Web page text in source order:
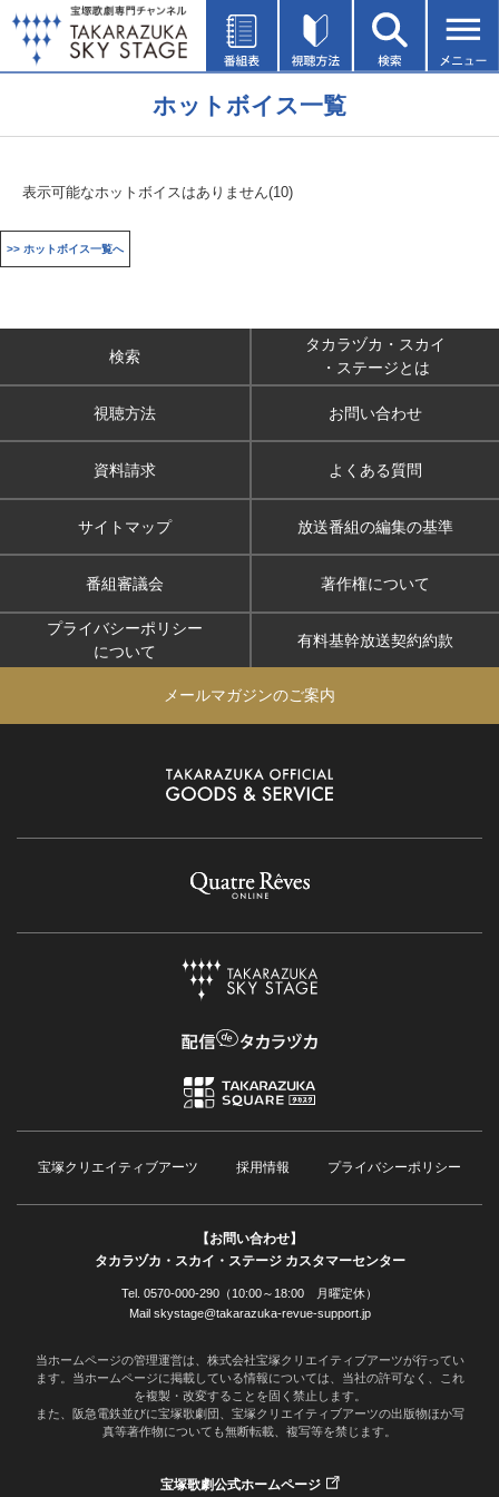
ホットボイス一覧
表示可能なホットボイスはありません(10)
>> ホットボイス一覧へ
検索
タカラヅカ・スカイ
・ステージとは
視聴方法 お問い合わせ
資料請求 よくある質問
サイトマップ 放送番組の編集の基準
番組審議会 著作権について
プライバシーポリシー
について
有料基幹放送契約約款
メールマガジンのご案内
宝塚クリエイティブアーツ 採用情報 プライバシーポリシー
【お問い合わせ】
タカラヅカ・スカイ・ステージ カスタマーセンター
Tel. 0570-000-290（10:00～18:00 月曜定休）
Mail skystage@takarazuka-revue-support.jp
当ホームページの管理運営は、株式会社宝塚クリエイティブアーツが行ってい
ます。当ホームページに掲載している情報については、当社の許可なく、これ
を複製・改変することを固く禁止します。
また、阪急電鉄並びに宝塚歌劇団、宝塚クリエイティブアーツの出版物ほか写
真等著作物についても無断転載、複写等を禁じます。
宝塚歌劇公式ホームページ